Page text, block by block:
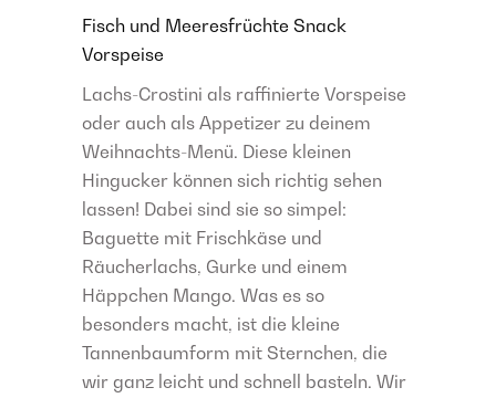
Fisch und Meeresfrüchte Snack
Vorspeise
Lachs-Crostini als raffinierte Vorspeise
oder auch als Appetizer zu deinem
Weihnachts-Menü. Diese kleinen
Hingucker können sich richtig sehen
lassen! Dabei sind sie so simpel:
Baguette mit Frischkäse und
Räucherlachs, Gurke und einem
Häppchen Mango. Was es so
besonders macht, ist die kleine
Tannenbaumform mit Sternchen, die
wir ganz leicht und schnell basteln. Wir